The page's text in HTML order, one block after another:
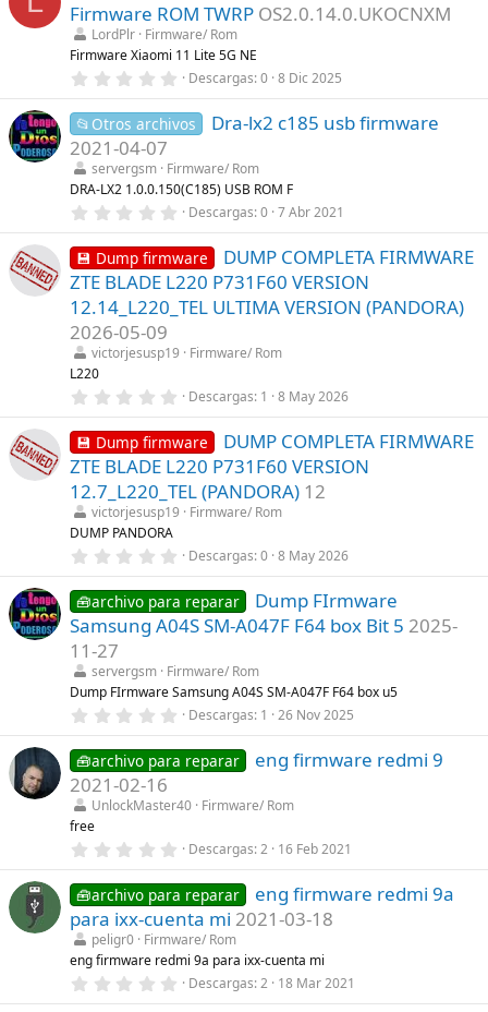
s
)s
t
r
e
l
a
(
s
Firmware ROM TWRP OS2.0.14.0.UKOCNXM
LordPlr Firmware/ Rom
Firmware Xiaomi 11 Lite 5G NE
0
0
e
t
r
e
l
a
(
s
)
Descargas 0 8 Dic 2025
📂Otros archivos
Dra-lx2 c185 usb firmware
2021-04-07
servergsm Firmware/ Rom
DRA-LX2 1.0.0.150(C185) USB ROM F
0
0
e
s
t
r
l
l
)
Descargas 0 7 Abr 2021
💾 Dump firmware
DUMP COMPLETA FIRMWARE
ZTE BLADE L220 P731F60 VERSION
12.14_L220_TEL ULTIMA VERSION (PANDORA)
2026-05-09
victorjesusp19
Firmware/ Rom
L220
0
0
e
s
t
r
e
a
(
s
)
Descargas 1 8 May 2026
💾 Dump firmware
DUMP COMPLETA FIRMWARE
ZTE BLADE L220 P731F60 VERSION
12.7_L220_TEL (PANDORA) 12
victorjesusp19
Firmware/ Rom
DUMP PANDORA
0
0
e
s
e
l
a
(
s
)
Descargas 0 8 May 2026
🧰archivo para reparar
Dump FIrmware
Samsung A04S SM-A047F F64 box Bit 5 2025-
11-27
servergsm Firmware/ Rom
Dump FIrmware Samsung A04S SM-A047F F64 box u5
0
0
e
t
l
a
(
s
)
Descargas 1 26 Nov 2025
🧰archivo para reparar
eng firmware redmi 9
2021-02-16
UnlockMaster40 Firmware/ Rom
free
0
0
e
s
t
r
e
l
Descargas 2 16 Feb 2021
🧰archivo para reparar
eng firmware redmi 9a
para ixx-cuenta mi 2021-03-18
peligr0 Firmware/ Rom
eng firmware redmi 9a para ixx-cuenta mi
0 Descargas 2 18 Mar 2021